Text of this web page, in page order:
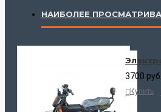
НАИБОЛЕЕ
3700 руб.
Купить